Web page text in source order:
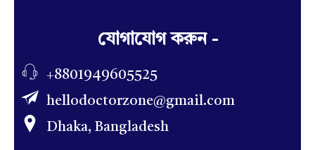
যোগাযোগ করুন -
+8801949605525
hellodoctorzone@gmail.com
Dhaka, Bangladesh